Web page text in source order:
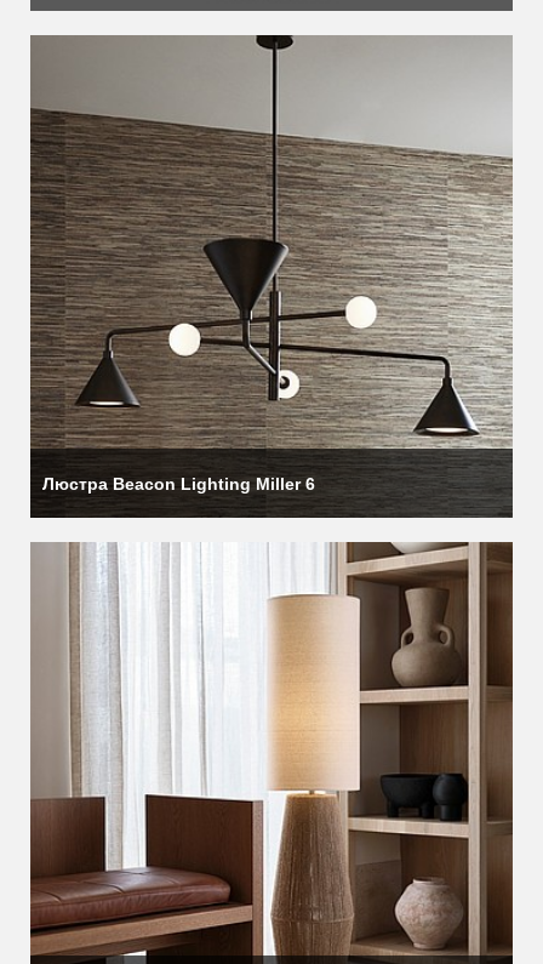
решений в области освещения в сочетании с первоклассным
обслуживанием и поддержкой опытных специалистов.
Люстра Beacon Lighting Miller 6